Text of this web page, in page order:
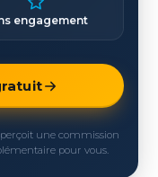
engagement
une commission
pour vous.